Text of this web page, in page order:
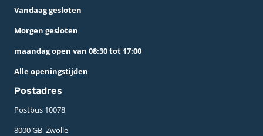
Vandaag gesloten
Morgen gesloten
maandag open van 08:30 tot 17:00
Alle openingstijden
Postadres
Postbus 10078 ­
8000 GB ­ Zwolle